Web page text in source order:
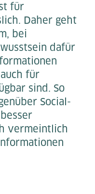
für
Daher geht
bei
dafür
für
sind. So
Social-
vermeintlich